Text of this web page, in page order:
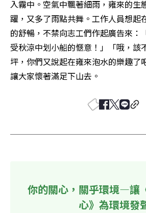
入霧中。空氣中飄著細雨，雍來的生
躍，又多了雨點共舞。工作人員想起
的舒暢，不禁向志工們作起廣告來：
受秋涼中划小船的愜意！」「哦，該
坪，你們又說起在雍來泡水的樂趣了
讓大家懷著滿足下山去。
你的關心，關乎環境—讓
心》為環境發